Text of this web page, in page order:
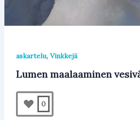
askartelu, Vinkkejä
Lumen maalaaminen
0